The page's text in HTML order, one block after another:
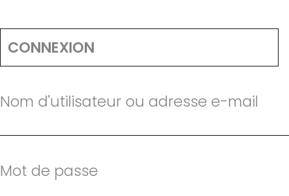
CONNEXION
Nom d'utilisateur ou adresse e-mail
Mot de passe